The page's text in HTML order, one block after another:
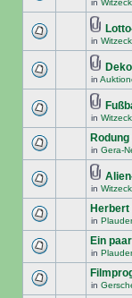
in
in
in
in
in Gera-
in
in
Ein
in
in